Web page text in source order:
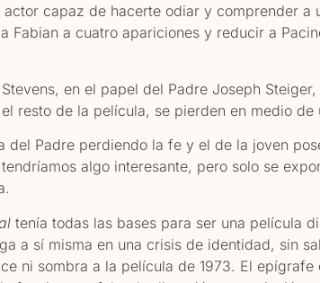
actor capaz de hacerte odiar y comprender
Fabian a cuatro apariciones y reducir a
en el papel del Padre Joseph
resto de la película, se pierden en medio de
del Padre perdiendo la fe y el de la joven
algo interesante, pero solo se
tenía todas las bases para ser una película
a sí misma en una crisis de identidad, sin
ni sombra a la película de 1973. El epígrafe